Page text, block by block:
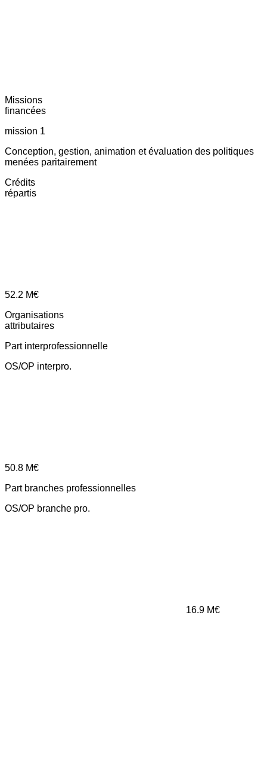
Missions
financées
mission 1
Conception, gestion, animation et évaluation des politiques
menées paritairement
Crédits
répartis
52.2 M€
Organisations
attributaires
Part interprofessionnelle
OS/OP interpro.
50.8 M€
Part branches professionnelles
OS/OP branche pro.
16.9 M€